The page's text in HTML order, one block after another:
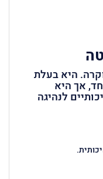
היא בעלת
אך היא
לנהיגה